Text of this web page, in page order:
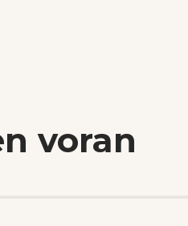
voran